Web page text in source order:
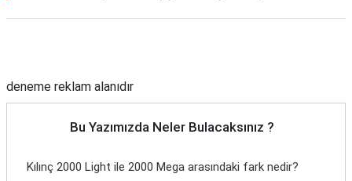
deneme reklam alanıdır
Bu Yazımızda Neler Bulacaksınız ?
Kılınç 2000 Light ile 2000 Mega arasındaki fark nedir?